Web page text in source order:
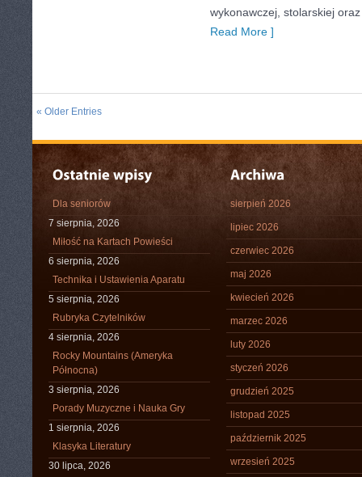
wykonawczej, stolarskiej
Read More ]
« Older Entries
Dla seniorów
7 sierpnia, 2026
Miłość na Kartach Powieści
6 sierpnia, 2026
Technika i Ustawienia Aparatu
5 sierpnia, 2026
Rubryka Czytelników
4 sierpnia, 2026
Rocky Mountains (Ameryka
Północna)
3 sierpnia, 2026
Porady Muzyczne i Nauka Gry
1 sierpnia, 2026
Klasyka Literatury
30 lipca, 2026
sierpień 2026
lipiec 2026
czerwiec 2026
maj 2026
kwiecień 2026
marzec 2026
luty 2026
styczeń 2026
grudzień 2025
listopad 2025
październik 2025
wrzesień 2025